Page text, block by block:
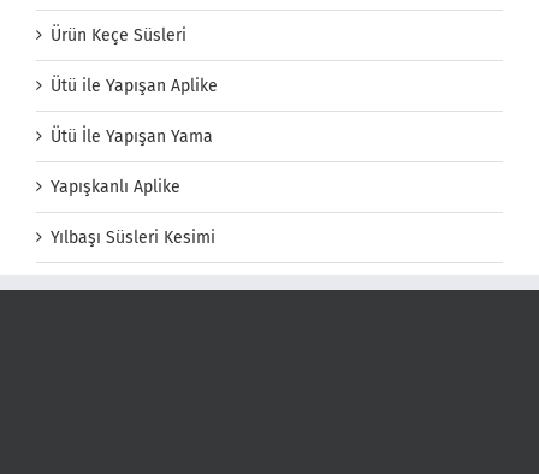
Ürün Keçe Süsleri
Ütü ile Yapışan Aplike
Ütü İle Yapışan Yama
Yapışkanlı Aplike
Yılbaşı Süsleri Kesimi